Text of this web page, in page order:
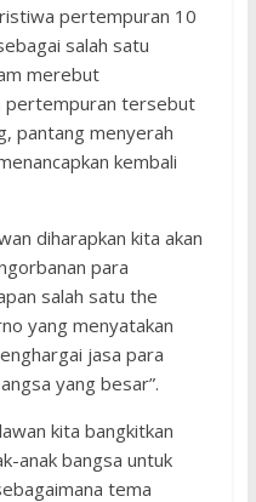
pertempuran 10
salah satu
merebut
pertempuran tersebut
pantang menyerah
kembali
diharapkan kita akan
para
salah satu the
yang menyatakan
jasa para
yang besar”.
kita bangkitkan
anak bangsa untuk
tema